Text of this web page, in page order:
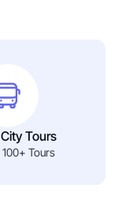
City Tours
100+ Tours